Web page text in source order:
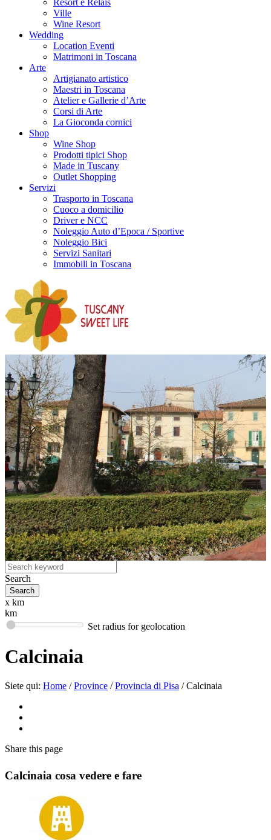
Resort e Relais
Ville
Wine Resort
Wedding
Location Eventi
Matrimoni in Toscana
Arte
Artigianato artistico
Maestri in Toscana
Atelier e Gallerie d’Arte
Corsi di Arte
La Gioconda cornici
Shop
Wine Shop
Prodotti tipici Shop
Made in Tuscany
Outlet Shopping
Servizi
Trasporto in Toscana
Cuoco a domicilio
Driver e NCC
Noleggio Auto d’Epoca / Sportive
Noleggio Bici
Servizi Sanitari
Immobili in Toscana
Search
x km
km
Set radius for geolocation
Calcinaia
Siete qui: Home / Province / Provincia di Pisa / Calcinaia
Share this page
Calcinaia cosa vedere e fare